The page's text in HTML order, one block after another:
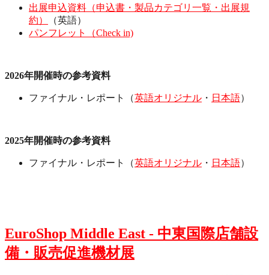
出展申込資料（申込書・製品カテゴリ一覧・出展規
約）
（英語）
パンフレット（Check in)
2026年開催時の参考資料
ファイナル・レポート（英語オリジナル ・ 日本語）
2025年開催時の参考資料
ファイナル・レポート（英語オリジナル ・ 日本語）
EuroShop Middle East - 中東国際店舗設
備・販売促進機材展